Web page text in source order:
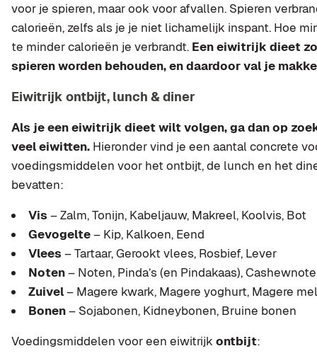
voor je spieren, maar ook voor afvallen. Spieren
calorieën, zelfs als je je niet lichamelijk inspant. Hoe
te minder calorieën je verbrandt. Een eiwitrijk dieet
spieren worden behouden, en daardoor val je
Eiwitrijk ontbijt, lunch & diner
Als je een eiwitrijk dieet wilt volgen, ga dan op
veel eiwitten. Hieronder vind je een aantal concrete
voedingsmiddelen voor het ontbijt, de lunch en het
bevatten:
Vis – Zalm, Tonijn, Kabeljauw, Makreel, Koolvis, Bot
Gevogelte– Kip, Kalkoen, Eend
Vlees – Tartaar, Gerookt vlees, Rosbief, Lever
Noten– Noten, Pinda’s (en Pindakaas),
Zuivel– Magere kwark, Magere yoghurt, Magere
Bonen– Sojabonen, Kidneybonen, Bruine bonen
Voedingsmiddelen voor een eiwitrijk ontbijt: